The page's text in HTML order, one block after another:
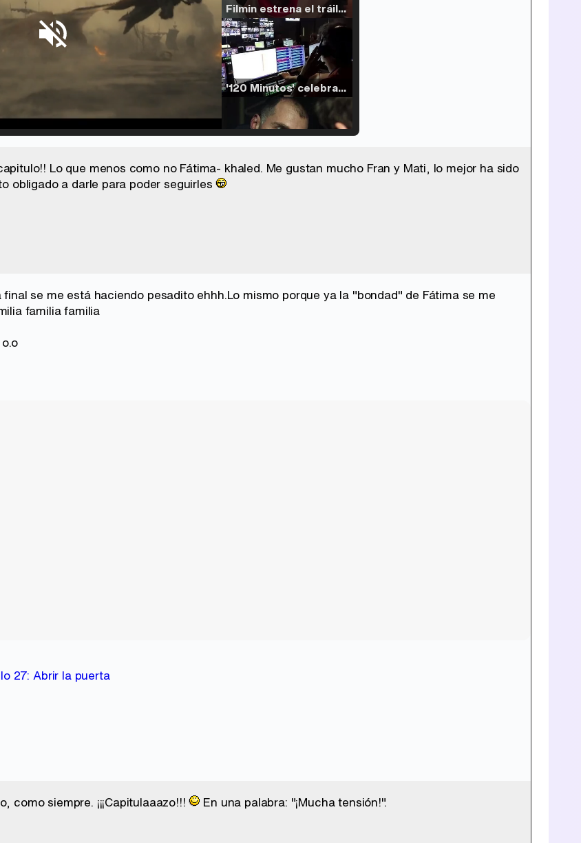
/
Filmin estrena el tráiler de 'Millennial Mal', su nueva comedia universitaria de la mano de Lorena Iglesias
'120 Minutos' celebra sus 2.000 programas en Telemadrid con un vídeo del día a día en la redacción
Tráiler de '33 días', la nueva serie de Atresplayer con Julián Villagrán y José Manuel Poga
Lo que menos como no Fátima- khaled. Me gustan mucho Fran y Mati, lo mejor ha sido
obligado a darle para poder seguirles
se me está haciendo pesadito ehhh.Lo mismo porque ya la "bondad" de Fátima se me
familia familia
27: Abrir la puerta
como siempre. ¡¡¡Capitulaaazo!!!
En una palabra: "¡Mucha tensión!".